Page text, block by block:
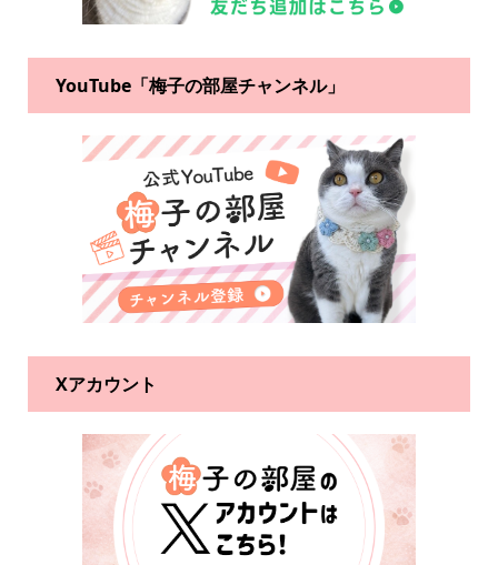
YouTube「梅子の部屋チャンネル」
Xアカウント